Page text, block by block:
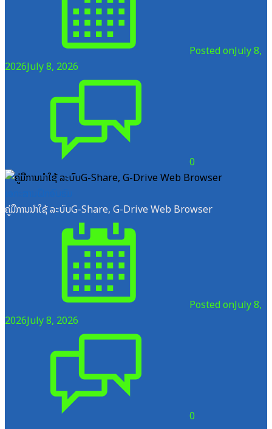
Posted onJuly 8,
2026July 8, 2026
0
ຄູ່ມືການນຳໃຊ້ ລະບົບG-Share, G-Drive Web Browser
Posted onJuly 8,
2026July 8, 2026
0